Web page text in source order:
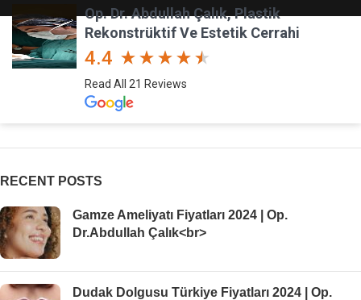
Op. Dr. Abdullah Çalık, Plastik
Rekonstrüktif Ve Estetik Cerrahi
4.4
Read All 21 Reviews
RECENT POSTS
Gamze Ameliyatı Fiyatları 2024 | Op.
Dr.Abdullah Çalık<br>
Dudak Dolgusu Türkiye Fiyatları 2024 | Op.